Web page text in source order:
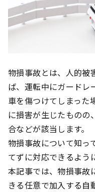
物損事故とは、人的被
ば、運転中にガードレ
車を傷つけてしまった
に損害が生じたものの
合などが該当します。
物損事故について知っ
てずに対応できるよう
本記事では、物損事故
きる任意で加入する自